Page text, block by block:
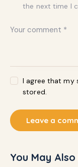
the next time I
I agree that my
stored.
You May Also